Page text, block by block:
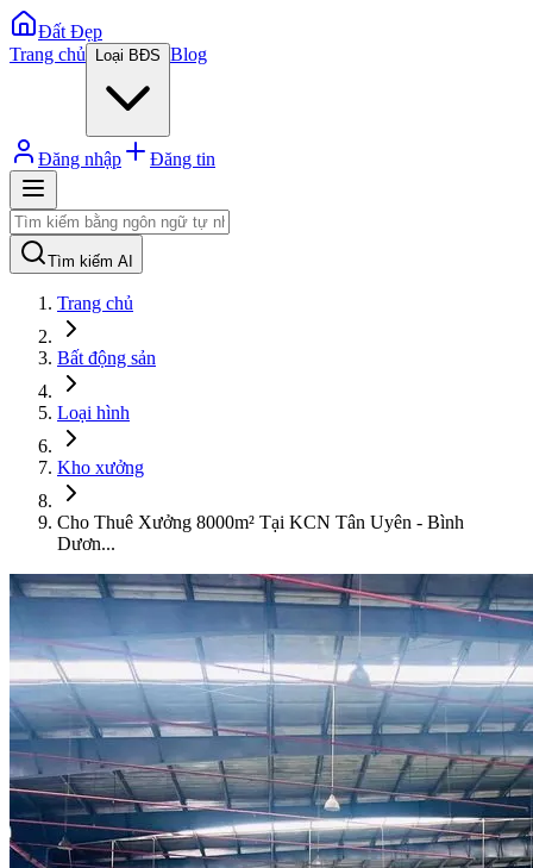
Đất Đẹp
Trang chủ
Loại BĐS Blog
Đăng nhập Đăng tin
Tìm kiếm AI
Trang chủ
Bất động sản
Loại hình
Kho xưởng
Cho Thuê Xưởng 8000m² Tại KCN Tân Uyên - Bình
Dươn...